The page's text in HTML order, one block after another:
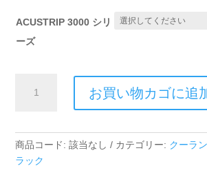
ACUSTRIP 3000 シリ
ーズ
3000
お買い物カゴに追
商品コード:該当なし カテゴリー: クーラ
ラック